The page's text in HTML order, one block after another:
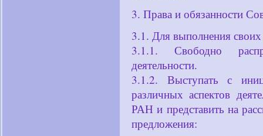
3. Права и обязанности
3.1. Для выполнения
3.1.1. Свободно
деятельности.
3.1.2. Выступать с
различных аспектов
РАН и представить на
предложения: